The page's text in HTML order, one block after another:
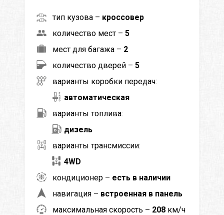
тип кузова – кроссовер
количество мест – 5
мест для багажа – 2
количество дверей – 5
варианты коробки передач:
автоматическая
варианты топлива:
дизель
варианты трансмиссии:
4WD
кондиционер – есть в наличии
навигация – встроенная в панель
максимальная скорость – 208 км/ч